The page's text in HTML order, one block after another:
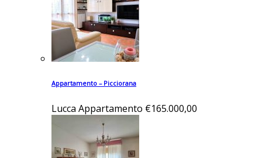
Appartamento – Picciorana
Lucca Appartamento €165.000,00